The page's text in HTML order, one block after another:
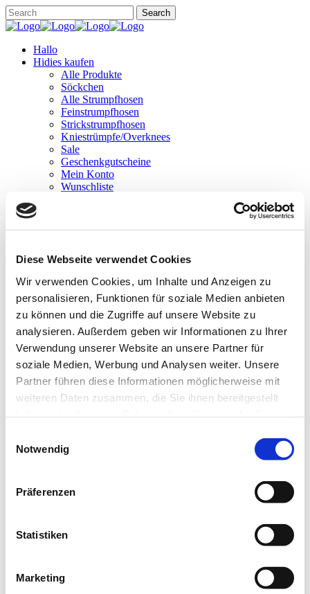
Diese Webseite verwendet Cookies
Wir verwenden Cookies, um Inhalte und Anzeigen zu
personalisieren, Funktionen für soziale Medien anbieten
zu können und die Zugriffe auf unsere Website zu
analysieren. Außerdem geben wir Informationen zu Ihrer
Verwendung unserer Website an unsere Partner für
soziale Medien, Werbung und Analysen weiter. Unsere
Partner führen diese Informationen möglicherweise mit
weiteren Daten zusammen, die Sie ihnen bereitgestellt
Notwendig
Präferenzen
Statistiken
Marketing
Hallo
Hidies kaufen
Alle Produkte
Söckchen
Alle Strumpfhosen
Feinstrumpfhosen
Strickstrumpfhosen
Kniestrümpfe/Overknees
Sale
Geschenkgutscheine
Mein Konto
Wunschliste
Wissen
Strumpfhosen
Hallo
Hidies kaufen
Alle Produkte
Söckchen
Alle Strumpfhosen
Feinstrumpfhosen
Geschenkgutscheine
Kasse
Finde uns